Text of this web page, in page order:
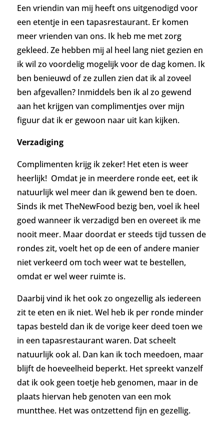
Een vriendin van mij heeft ons uitgenodigd voor
een etentje in een tapasrestaurant. Er komen
meer vrienden van ons. Ik heb me met zorg
gekleed. Ze hebben mij al heel lang niet gezien en
ik wil zo voordelig mogelijk voor de dag komen. Ik
ben benieuwd of ze zullen zien dat ik al zoveel
ben afgevallen? Inmiddels ben ik al zo gewend
aan het krijgen van complimentjes over mijn
figuur dat ik er gewoon naar uit kan kijken.
Verzadiging
Complimenten krijg ik zeker! Het eten is weer
heerlijk! Omdat je in meerdere ronde eet, eet ik
natuurlijk wel meer dan ik gewend ben te doen.
Sinds ik met TheNewFood bezig ben, voel ik heel
goed wanneer ik verzadigd ben en overeet ik me
nooit meer. Maar doordat er steeds tijd tussen de
rondes zit, voelt het op de een of andere manier
niet verkeerd om toch weer wat te bestellen,
omdat er wel weer ruimte is.
Daarbij vind ik het ook zo ongezellig als iedereen
zit te eten en ik niet. Wel heb ik per ronde minder
tapas besteld dan ik de vorige keer deed toen we
in een tapasrestaurant waren. Dat scheelt
natuurlijk ook al. Dan kan ik toch meedoen, maar
blijft de hoeveelheid beperkt. Het spreekt vanzelf
dat ik ook geen toetje heb genomen, maar in de
plaats hiervan heb genoten van een mok
muntthee. Het was ontzettend fijn en gezellig.